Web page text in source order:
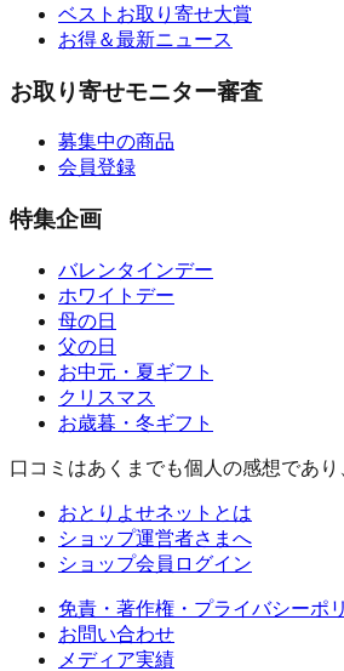
ベストお取り寄せ大賞
お得＆最新ニュース
お取り寄せモニター審査
募集中の商品
会員登録
特集企画
バレンタインデー
ホワイトデー
母の日
父の日
お中元・夏ギフト
クリスマス
お歳暮・冬ギフト
口コミはあくまでも個人の感想であ
おとりよせネットとは
ショップ運営者さまへ
ショップ会員ログイン
免責・著作権・プライバシーポ
お問い合わせ
メディア実績